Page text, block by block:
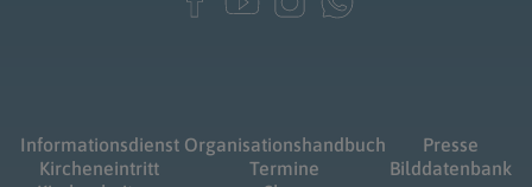
Informationsdienst
Kircheneintritt
Organisationshandbuch
Termine
Presse
Bilddatenbank